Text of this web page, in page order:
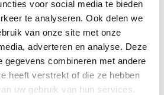
voor social media te bieden
te analyseren. Ook delen we
van onze site met onze
adverteren en analyse. Deze
gegevens combineren met andere
heeft verstrekt of die ze hebben
uw gebruik van hun services.
De drie organisaties
uitdaging die voor ons ligt:
15.000 kilometer extra
in de nabije
mensen.